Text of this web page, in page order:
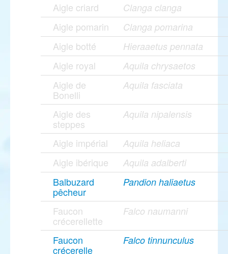
Aigle criard Clanga clanga
Aigle pomarin Clanga pomarina
Aigle botté Hieraaetus pennata
Aigle royal Aquila chrysaetos
Aigle de
Bonelli
Aquila fasciata
Aigle des
steppes
Aquila nipalensis
Aigle impérial Aquila heliaca
Aigle ibérique Aquila adalberti
Balbuzard
pêcheur
Pandion haliaetus
Faucon
crécerellette
Falco naumanni
Faucon
crécerelle
Falco tinnunculus